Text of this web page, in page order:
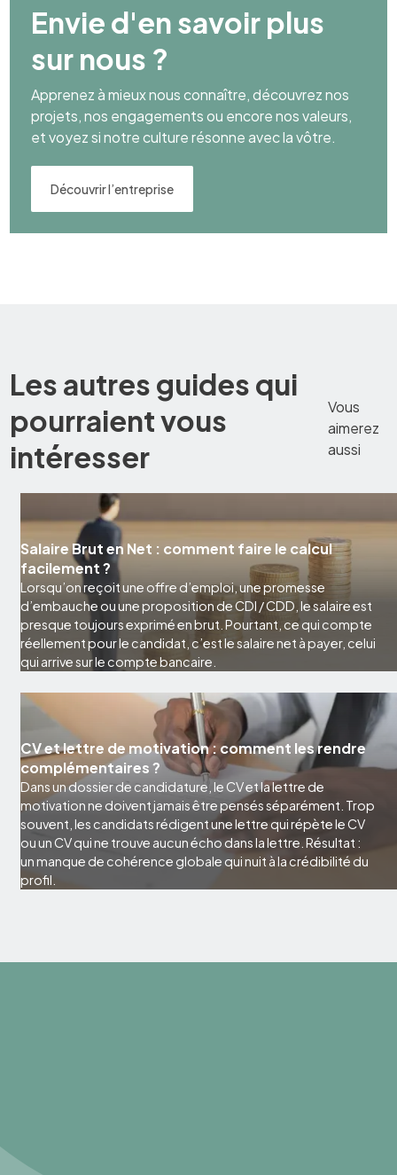
Envie d'en savoir plus
sur nous ?
Apprenez à mieux nous connaître, découvrez nos
projets, nos engagements ou encore nos valeurs,
et voyez si notre culture résonne avec la vôtre.
Découvrir l’entreprise
Les autres guides qui
pourraient vous
intéresser
Vous
aimerez
aussi
Salaire Brut en Net : comment faire le calcul
facilement ?
Lorsqu’on reçoit une offre d’emploi, une promesse
d’embauche ou une proposition de CDI / CDD, le salaire est
presque toujours exprimé en brut. Pourtant, ce qui compte
réellement pour le candidat, c’est le salaire net à payer, celui
qui arrive sur le compte bancaire.
CV et lettre de motivation : comment les rendre
complémentaires ?
Dans un dossier de candidature, le CV et la lettre de
motivation ne doivent jamais être pensés séparément. Trop
souvent, les candidats rédigent une lettre qui répète le CV
ou un CV qui ne trouve aucun écho dans la lettre. Résultat :
un manque de cohérence globale qui nuit à la crédibilité du
profil.